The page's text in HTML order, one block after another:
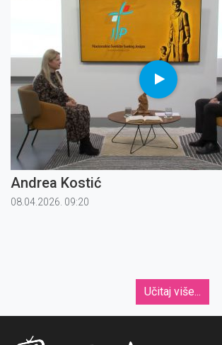
Andrea Kostić
08.04.2026. 09:20
Učitaj više...